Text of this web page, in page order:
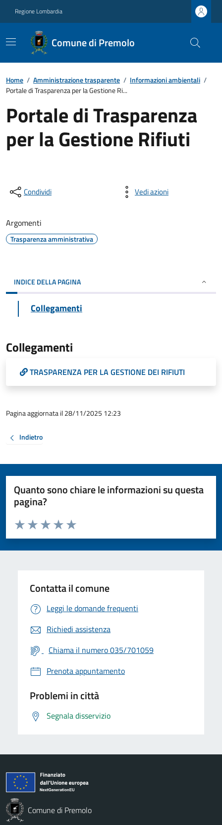
Regione Lombardia
Comune di Premolo
Home / Amministrazione trasparente / Informazioni ambientali /
Portale di Trasparenza per la Gestione Ri...
Portale di Trasparenza
per la Gestione Rifiuti
Condividi Vedi azioni
Argomenti
Trasparenza amministrativa
INDICE DELLA PAGINA
Collegamenti
Collegamenti
TRASPARENZA PER LA GESTIONE DEI RIFIUTI
Pagina aggiornata il 28/11/2025 12:23
Indietro
Quanto sono chiare le informazioni su questa
pagina?
Valuta da 1 a 5 stelle la pagina
Valuta 5 stelle su 5
Valuta 4 stelle su 5
Valuta 3 stelle su 5
Valuta 2 stelle su 5
Valuta 1 stelle su 5
Contatta il comune
Leggi le domande frequenti
Richiedi assistenza
Chiama il numero 035/701059
Prenota appuntamento
Problemi in città
Segnala disservizio
Comune di Premolo